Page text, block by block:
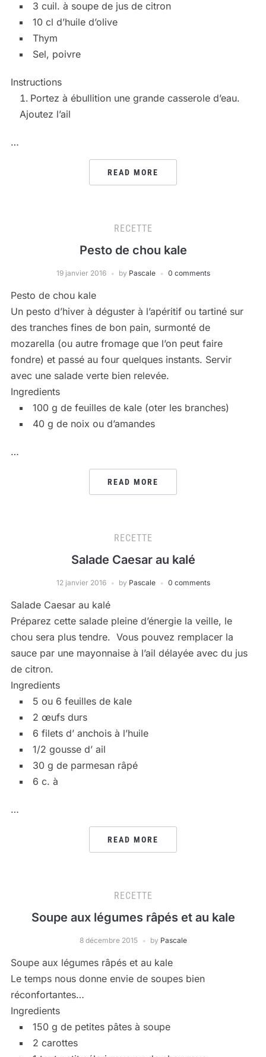
3 cuil. à soupe de jus de citron
10 cl d’huile d’olive
Thym
Sel, poivre
Instructions
Portez à ébullition une grande casserole d’eau.
Ajoutez l’ail
…
READ MORE
RECETTE
Pesto de chou kale
19 janvier 2016 by Pascale 0 comments
Pesto de chou kale
Un pesto d’hiver à déguster à l’apéritif ou tartiné sur
des tranches fines de bon pain, surmonté de
mozarella (ou autre fromage que l’on peut faire
fondre) et passé au four quelques instants. Servir
avec une salade verte bien relevée.
Ingredients
100 g de feuilles de kale (oter les branches)
40 g de noix ou d’amandes
…
READ MORE
RECETTE
Salade Caesar au kalé
12 janvier 2016 by Pascale 0 comments
Salade Caesar au kalé
Préparez cette salade pleine d’énergie la veille, le
chou sera plus tendre. Vous pouvez remplacer la
sauce par une mayonnaise à l’ail délayée avec du jus
de citron.
Ingredients
5 ou 6 feuilles de kale
2 œufs durs
6 filets d’ anchois à l’huile
1/2 gousse d’ ail
30 g de parmesan râpé
6 c. à
…
READ MORE
RECETTE
Soupe aux légumes râpés et au kale
8 décembre 2015 by Pascale
Soupe aux légumes râpés et au kale
Le temps nous donne envie de soupes bien
réconfortantes…
Ingredients
150 g de petites pâtes à soupe
2 carottes